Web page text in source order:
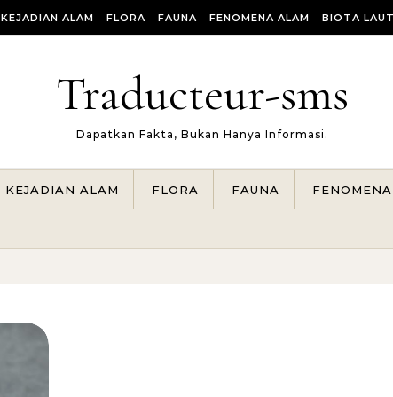
KEJADIAN ALAM FLORA FAUNA FENOMENA ALAM BIOTA LAUT
Traducteur-sms
Dapatkan Fakta, Bukan Hanya Informasi.
KEJADIAN ALAM FLORA FAUNA